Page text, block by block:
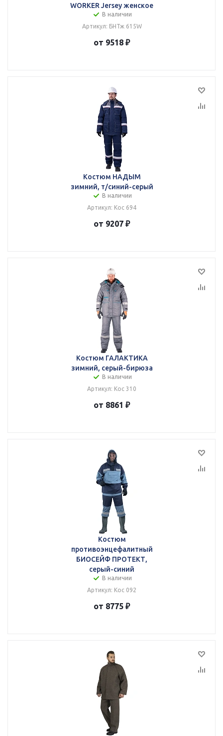
WORKER Jersey женское
В наличии
Артикул: БНТж 615W
от 9518 ₽
Костюм НАДЫМ
зимний, т/синий-серый
В наличии
Артикул: Кос 694
от 9207 ₽
Костюм ГАЛАКТИКА
зимний, серый-бирюза
В наличии
Артикул: Кос 310
от 8861 ₽
Костюм
противоэнцефалитный
БИОСЕЙФ ПРОТЕКТ,
серый-синий
В наличии
Артикул: Кос 092
от 8775 ₽